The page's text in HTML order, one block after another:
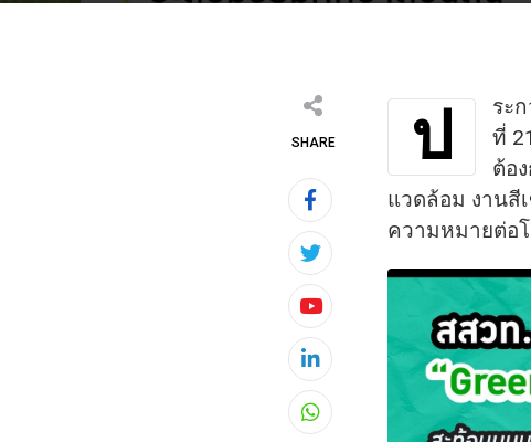
SHARE
Youtube
LinkedIn
Whatsapp
ป
ระ
ที่
ต้อ
แวดล้อม งานสี
ความหมายต่อ